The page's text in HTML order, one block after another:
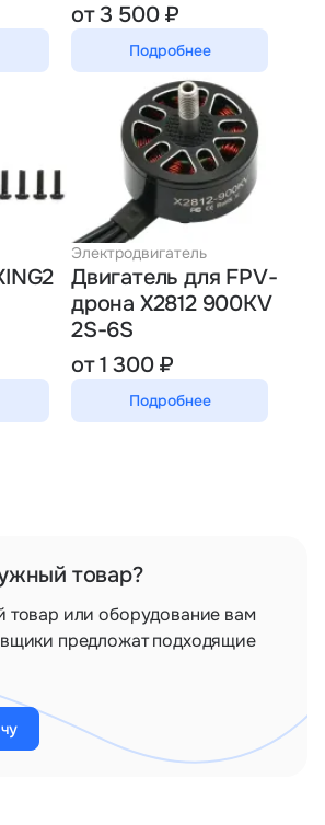
от 3 500 ₽
Подробнее
Электродвигатель
Двигатель для FPV-
дрона X2812 900KV
2S-6S
от 1 300 ₽
Подробнее
товар?
товар или оборудование вам
предложат подходящие